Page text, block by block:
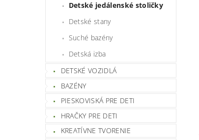
Detské jedálenské stoličky
Detské stany
Suché bazény
Detská izba
DETSKÉ VOZIDLÁ
BAZÉNY
PIESKOVISKÁ PRE DETI
HRAČKY PRE DETI
KREATÍVNE TVORENIE